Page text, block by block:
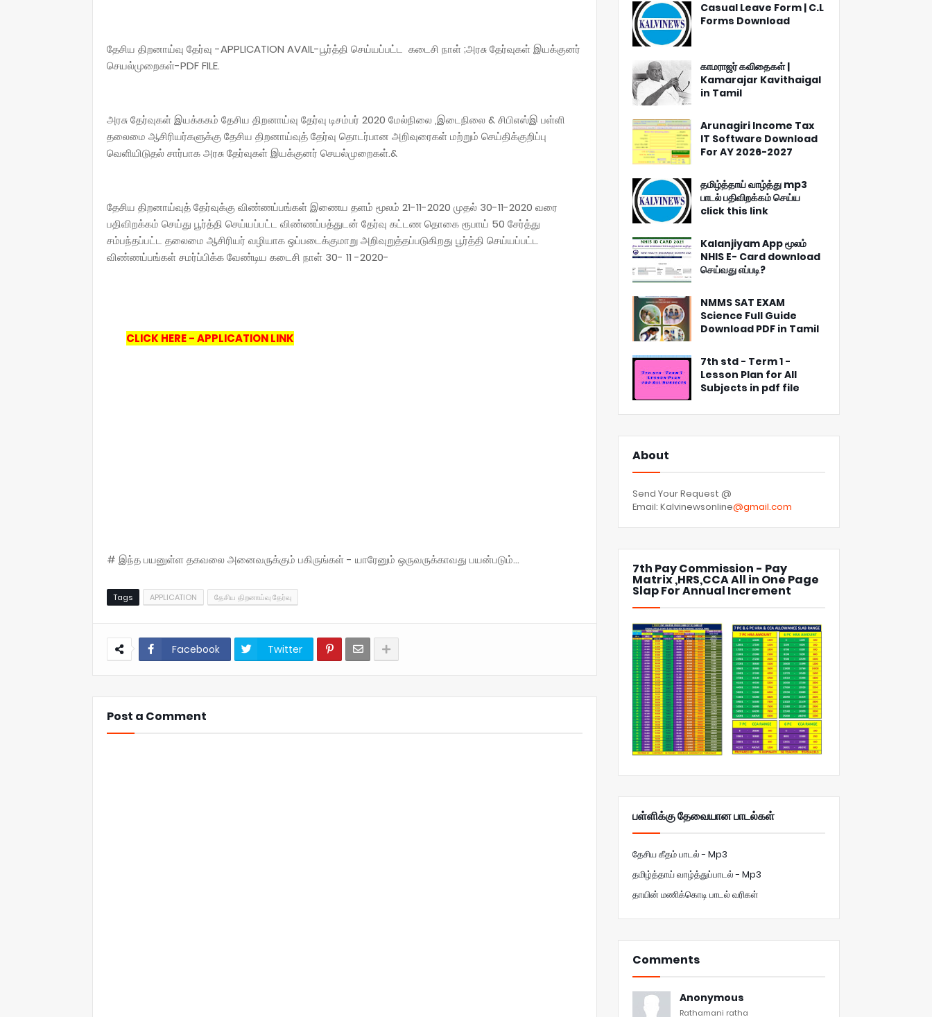
தேசிய திறனாய்வு தேர்வு -APPLICATION AVAIL-பூர்த்தி செய்யப்பட்ட கடைசி நாள் ;அரசு தேர்வுகள் இயக்குனர்
செயல்முறைகள்-PDF FILE.
அரசு தேர்வுகள் இயக்ககம் தேசிய திறனாய்வு தேர்வு டிசம்பர் 2020 மேல்நிலை ,இடைநிலை & சிபிஎஸ்இ பள்ளி
தலைமை ஆசிரியர்களுக்கு தேசிய திறனாய்வுத் தேர்வு தொடர்பான அறிவுரைகள் மற்றும் செய்திக்குறிப்பு
வெளியிடுதல் சார்பாக அரசு தேர்வுகள் இயக்குனர் செயல்முறைகள்.&
தேசிய திறனாய்வுத் தேர்வுக்கு விண்ணப்பங்கள் இணைய தளம் மூலம் 21-11-2020 முதல் 30-11-2020 வரை
பதிவிறக்கம் செய்து பூர்த்தி செய்யப்பட்ட விண்ணப்பத்துடன் தேர்வு கட்டண தொகை ரூபாய் 50 சேர்த்து
சம்பந்தப்பட்ட தலைமை ஆசிரியர் வழியாக ஒப்படைக்குமாறு அறிவுறுத்தப்படுகிறது பூர்த்தி செய்யப்பட்ட
விண்ணப்பங்கள் சமர்ப்பிக்க வேண்டிய கடைசி நாள் 30- 11 -2020-
CLICK HERE - APPLICATION LINK
# இந்த பயனுள்ள தகவலை அனைவருக்கும் பகிருங்கள் - யாரேனும் ஒருவருக்காவது பயன்படும்...
Tags APPLICATION தேசிய திறனாய்வு தேர்வு
Facebook Twitter
Post a Comment
Casual Leave Form | C.L
Forms Download
காமராஜர் கவிதைகள் |
Kamarajar Kavithaigal
in Tamil
Arunagiri Income Tax
IT Software Download
For AY 2026-2027
தமிழ்த்தாய் வாழ்த்து mp3
பாடல் பதிவிறக்கம் செய்ய
click this link
Kalanjiyam App மூலம்
NHIS E- Card download
செய்வது எப்படி?
NMMS SAT EXAM
Science Full Guide
Download PDF in Tamil
7th std - Term 1 -
Lesson Plan for All
Subjects in pdf file
About
Send Your Request @
Email: Kalvinewsonline@gmail.com
7th Pay Commission - Pay
Matrix ,HRS,CCA All in One Page
Slap For Annual Increment
பள்ளிக்கு தேவையான பாடல்கள்
தேசிய கீதம் பாடல் - Mp3
தமிழ்த்தாய் வாழ்த்துப்பாடல் - Mp3
தாயின் மணிக்கொடி பாடல் வரிகள்
Comments
Anonymous
Rathamani ratha